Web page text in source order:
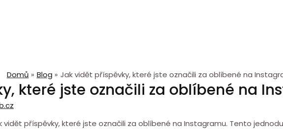
Domů Blog Jak vidět příspěvky, které jste označili za oblíbené na
které jste označili za oblíbené na
příspěvky, které jste označili za oblíbené na Instagramu. Tento